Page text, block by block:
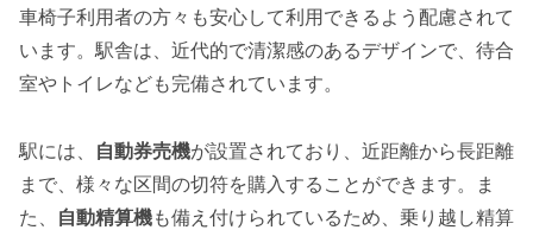
車椅子利用者の方々も安心して利用できるよう配慮されて
います。駅舎は、近代的で清潔感のあるデザインで、待合
室やトイレなども完備されています。
駅には、 自動券売機が設置されており、近距離から長距離
まで、様々な区間の切符を購入することができます。ま
た、
自動精算機も備え付けられているため、乗り越し精算